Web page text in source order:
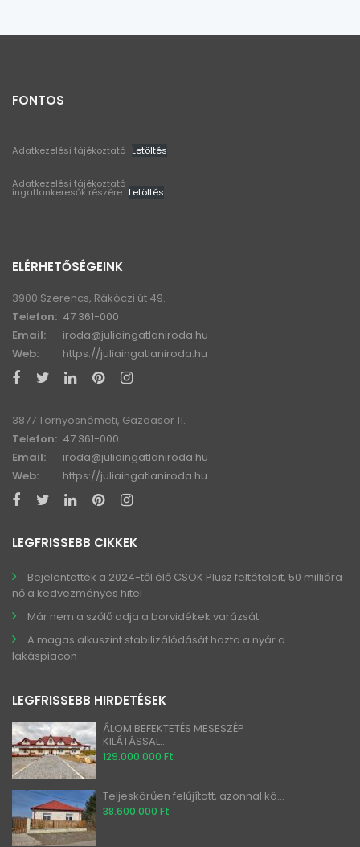
FONTOS
Adatkezelési tájékoztató Letöltés
Adatkezelési tájékoztató
ingatlankeresők részére Letöltés
ELÉRHETŐSÉGEINK
3900 Szerencs, Rákóczi út 49.
Telefon: 47 361-000
Email:
iroda@juliaingatlaniroda.hu
Web:
https://juliaingatlaniroda.hu
3877 Tornyosnémeti, Gazdasor 11.
Telefon: 47 361-000
Email:
iroda@juliaingatlaniroda.hu
Web:
https://juliaingatlaniroda.hu
LEGFRISSEBB CIKKEK
Bejelentették a 2024-től élő CSOK Plusz feltételeit, 50 millióra
nő a kedvezményes hitel
Már nem a szőlő adja a borvidékek varázsát
A magas alkuszint stabilizálódását hozta a nyár a
lakáspiacon
LEGFRISSEBB HIRDETÉSEK
ÁLOM BEFEKTETÉS MESESZÉP
KILÁTÁSSAL...
129.000.000 Ft
Teljeskörűen felújított, azonnal kö...
38.600.000 Ft